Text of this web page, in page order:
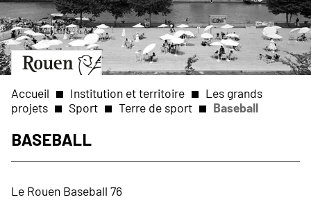
Aller
au
contenu
principal
Aller
à
la
page
d’accueil
Slide
1
of
1
Fil
d'Ariane
Accueil Institution et territoire
Les grands
projets
Sport Terre de sport Baseball
Baseball
Le Rouen Baseball 76